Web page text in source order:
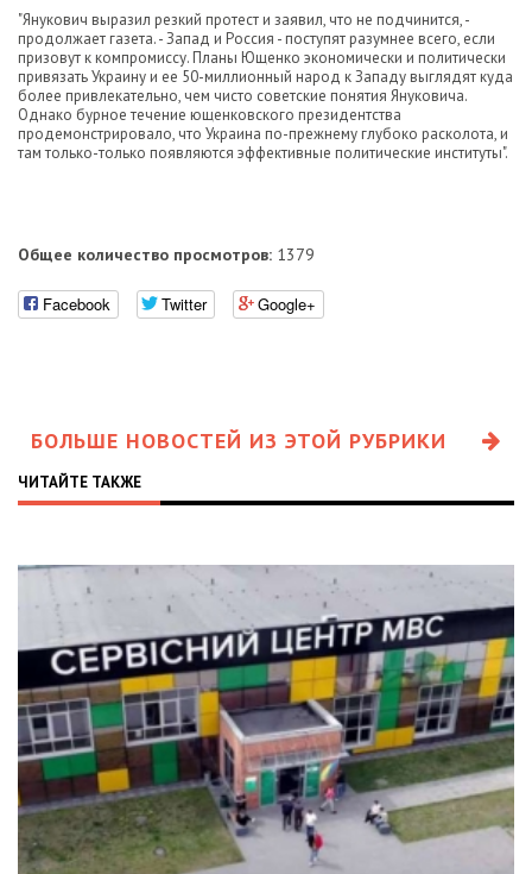
"Янукович выразил резкий протест и заявил, что не подчинится, -
продолжает газета. - Запад и Россия - поступят разумнее всего, если
призовут к компромиссу. Планы Ющенко экономически и политически
привязать Украину и ее 50-миллионный народ к Западу выглядят куда
более привлекательно, чем чисто советские понятия Януковича.
Однако бурное течение ющенковского президентства
продемонстрировало, что Украина по-прежнему глубоко расколота, и
там только-только появляются эффективные политические институты".
Общее количество просмотров: 1379
Facebook Twitter Google+
БОЛЬШЕ НОВОСТЕЙ ИЗ ЭТОЙ РУБРИКИ
ЧИТАЙТЕ ТАКЖЕ